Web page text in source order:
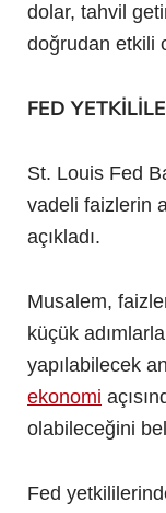
dolar, tahvil
doğrudan etkili
FED
St. Louis Fed
vadeli faizlerin
açıkladı.
Musalem,
küçük
yapılabilecek
ekonomi
olabileceğini
Fed